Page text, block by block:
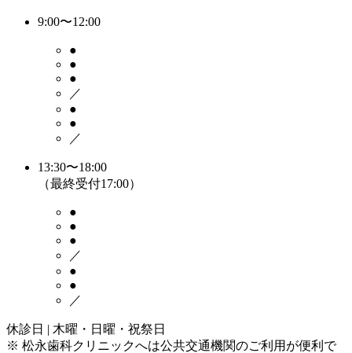
9:00〜12:00
●
●
●
／
●
●
／
13:30〜18:00
（最終受付17:00）
●
●
●
／
●
●
／
休診日 | 木曜・日曜・祝祭日
※ 松永歯科クリニックへは公共交通機関のご利用が便利で